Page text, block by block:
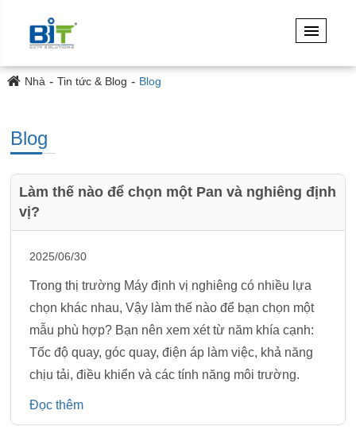
Nhà Tin tức & Blog Blog
Blog
Làm thế nào để chọn một Pan và nghiêng định
vị?
2025/06/30
Trong thị trường Máy định vị nghiêng có nhiều lựa
chọn khác nhau, Vậy làm thế nào để bạn chọn một
mẫu phù hợp? Bạn nên xem xét từ năm khía cạnh:
Tốc độ quay, góc quay, điện áp làm việc, khả năng
chịu tải, điều khiển và các tính năng môi trường.
Đọc thêm